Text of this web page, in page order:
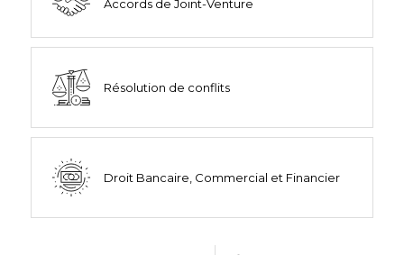
Accords de Joint-Venture
Résolution de conflits
Droit Bancaire, Commercial et Financier